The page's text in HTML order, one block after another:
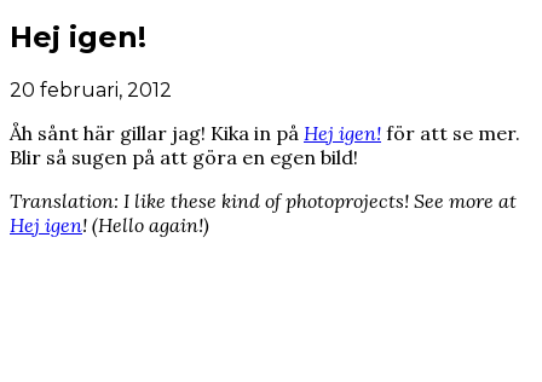
Hej igen!
20 februari, 2012
Åh sånt här gillar jag! Kika in på Hej igen! för att se mer.
Blir så sugen på att göra en egen bild!
Translation: I like these kind of photoprojects! See more at
Hej igen! (Hello again!)